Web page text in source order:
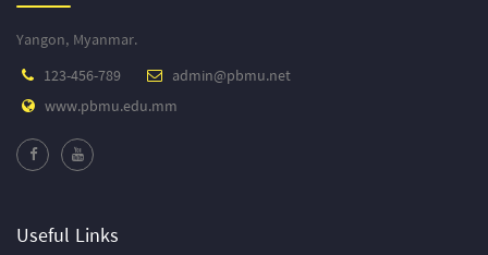
Yangon, Myanmar.
123-456-789
admin@pbmu.net
www.pbmu.edu.mm
Useful Links